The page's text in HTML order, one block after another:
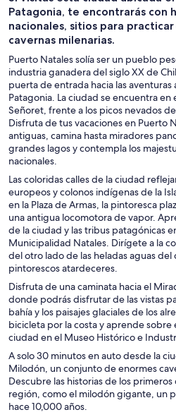
Patagonia, te encontrarás con
nacionales, sitios para
cavernas milenarias.
Puerto Natales solía ser un pueblo
industria ganadera del siglo XX de
puerta de entrada hacia las aventuras
Patagonia. La ciudad se encuentra
Señoret, frente a los picos nevados
Disfruta de tus vacaciones en Puerto
antiguas, camina hasta miradores
grandes lagos y contempla los
nacionales.
Las coloridas calles de la ciudad
europeos y colonos indígenas de la
en la Plaza de Armas, la pintoresca
una antigua locomotora de vapor.
de la ciudad y las tribus patagónicas
Municipalidad Natales. Dirígete a la
del otro lado de las heladas aguas del
pintorescos atardeceres.
Disfruta de una caminata hacia el
donde podrás disfrutar de las vistas
bahía y los paisajes glaciales de los
bicicleta por la costa y aprende sobre
ciudad en el Museo Histórico e
A solo 30 minutos en auto desde la
Milodón, un conjunto de enormes
Descubre las historias de los primeros
región, como el milodón gigante, un
hace 10,000 años.